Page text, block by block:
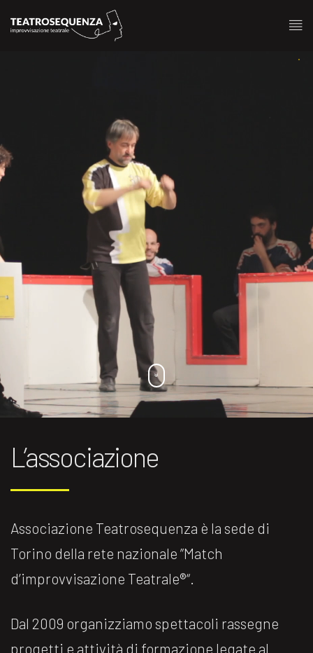
L’associazione
Associazione Teatrosequenza è la sede di
Torino della rete nazionale ”Match
d’improvvisazione Teatrale®️“.
Dal 2009 organizziamo spettacoli rassegne
progetti e attività di formazione legate al